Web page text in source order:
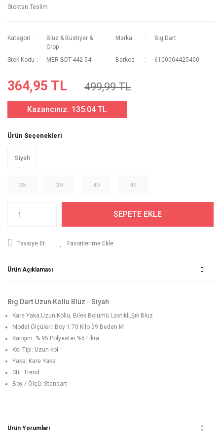
Stoktan Teslim
Kategori
Bluz & Büstiyer &
Crop
Marka Big Dart
Stok Kodu MER-BDT-442-54 Barkod 6100004425400
364,95 TL 499,99 TL
Kazancınız: 135.04 TL
Ürün Seçenekleri
Siyah
36 38 40 42
SEPETE EKLE
Tavsiye Et
Ürün Açıklaması
Big Dart Uzun Kollu Bluz - Siyah
Kare Yaka,Uzun Kollu, Bilek Bölümü Lastikli,Şık Bluz
Model Ölçüleri: Boy 1.70 Kilo 59 Beden M
Karışım: % 95 Polyester %5 Likra
Kol Tipi: Uzun kol
Yaka: Kare Yaka
Stil: Trend
Boy / Ölçü: Standart
Ürün Yorumları